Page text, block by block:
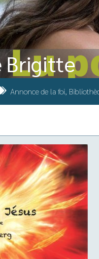
Brigitte
Annonce de la foi,